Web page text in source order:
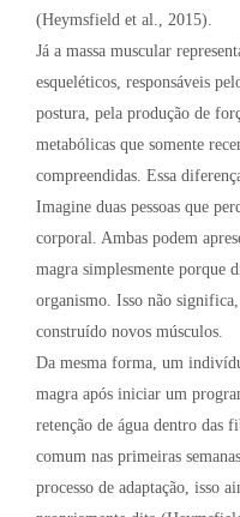
(Heymsfield et al., 2015).
Já a massa muscular
esqueléticos, responsáveis
postura, pela produção de
metabólicas que somente
compreendidas. Essa
Imagine duas pessoas que
corporal. Ambas podem
magra simplesmente porque
organismo. Isso não
construído novos músculos.
Da mesma forma, um
magra após iniciar um
retenção de água dentro das
comum nas primeiras
processo de adaptação, isso